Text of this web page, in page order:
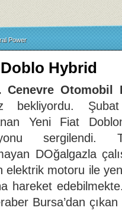
Power
Hybrid
Cenevre Otomobil
bekliyordu. Şubat
Yeni Fiat
sergilendi.
DOğalgazla
elektrik motoru ile
hareket
Bursa’dan